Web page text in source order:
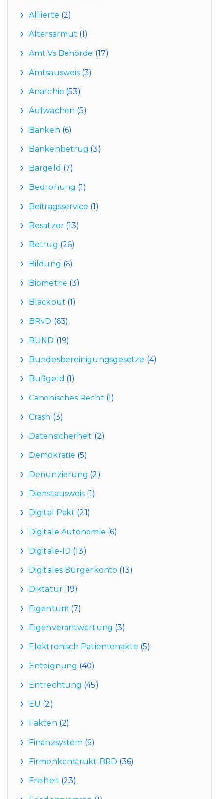
Alliierte (2)
Altersarmut (1)
Amt Vs Behörde (17)
Amtsausweis (3)
Anarchie (53)
Aufwachen (5)
Banken (6)
Bankenbetrug (3)
Bargeld (7)
Bedrohung (1)
Beitragsservice (1)
Besatzer(13)
Betrug (26)
Bildung (6)
Biometrie (3)
Blackout (1)
BRvD (63)
BUND (19)
Bundesbereinigungsgesetze (4)
Bußgeld (1)
Canonisches Recht (1)
Crash (3)
Datensicherheit (2)
Demokratie (5)
Denunzierung (2)
Dienstausweis (1)
Digital Pakt (21)
Digitale Autonomie (6)
Digitale-ID (13)
Digitales Bürgerkonto (13)
Diktatur(19)
Eigentum (7)
Eigenverantwortung (3)
Elektronisch Patientenakte (5)
Enteignung (40)
Entrechtung (45)
EU (2)
Fakten (2)
Finanzsystem (6)
Firmenkonstrukt BRD (36)
Freiheit (23)